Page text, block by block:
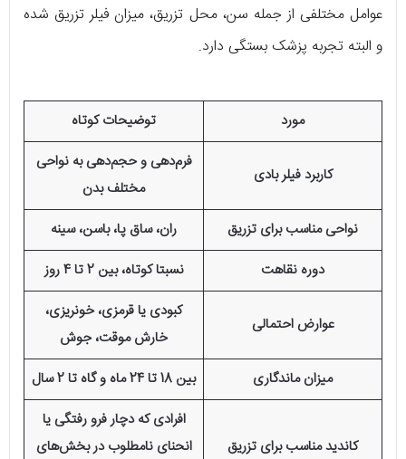
عوامل مختلفی از جمله سن، محل تزریق، میزان فیلر تزریق شده
و البته تجربه پزشک بستگی دارد.
مورد توضیحات کوتاه
کاربرد فیلر بادی
فرم‌دهی و حجم‌دهی به نواحی
مختلف بدن
نواحی مناسب برای تزریق
ران، ساق پا، باسن، سینه
دوره نقاهت
نسبتا کوتاه، بین 2 تا 4 روز
عوارض احتمالی
کبودی یا قرمزی، خونریزی،
خارش موقت، جوش
میزان ماندگاری
بین 18 تا 24 ماه و گاه تا 2 سال
کاندید مناسب برای تزریق
افرادی که دچار فرو رفتگی یا
انحنای نامطلوب در بخش‌های